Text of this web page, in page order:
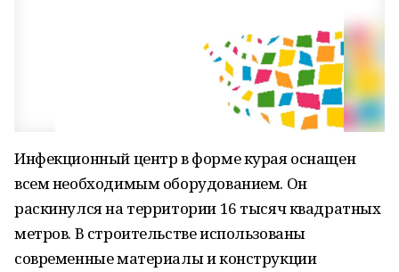
Инфекционный центр в форме курая оснащен
всем необходимым оборудованием. Он
раскинулся на территории 16 тысяч квадратных
метров. В строительстве использованы
современные материалы и конструкции